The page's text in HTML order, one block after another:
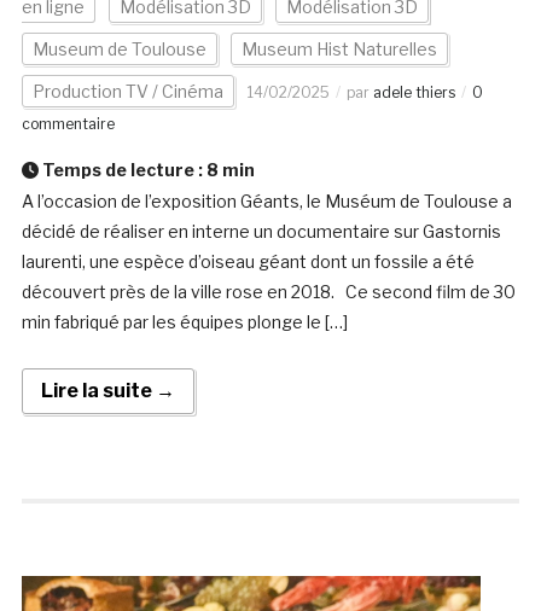
en ligne Modélisation 3D Modélisation 3D
Museum de Toulouse Museum Hist Naturelles
Production TV / Cinéma 14/02/2025 par adele thiers
0
commentaire
Temps de lecture : 8 min
A l’occasion de l’exposition Géants, le Muséum de Toulouse a
décidé de réaliser en interne un documentaire sur Gastornis
laurenti, une espèce d’oiseau géant dont un fossile a été
découvert près de la ville rose en 2018. Ce second film de 30
min fabriqué par les équipes plonge le […]
Lire la suite →